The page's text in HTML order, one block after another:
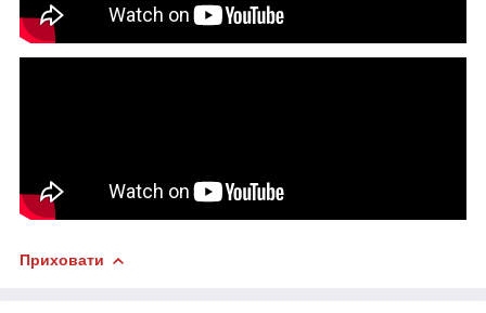
Приховати